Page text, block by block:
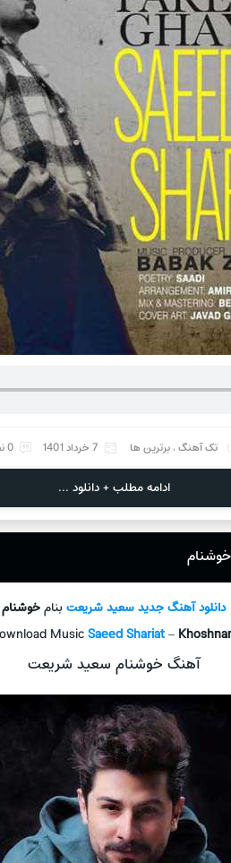
تک آهنگ، برترین ها 7 خرداد 1401 0 نظر
ادامه مطلب + دانلود ...
دانلود آهنگ جدیدسعید شریعتبنامخوشنام
MusicSaeed Shariat–
آهنگ خوشنام سعید شریعت